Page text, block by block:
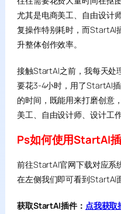
尤其是电商美工、自由设计
复操作特别耗时，而StartAI
升整体创作效率。
接触StartAI之前，我每天处
要花3-4小时，用了StartAI
的时间，既能用来打磨创意
美工、自由设计师、设计工
Ps如何使用StartAI
前往StartAI官网下载对应系
在左侧我们即可看到StartAI
获取StartAI插件： 点我获取